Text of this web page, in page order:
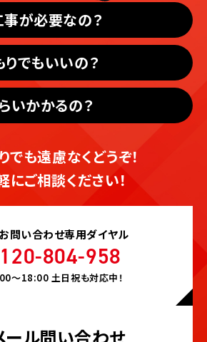
が必要なの？
でもいいの？
いかかるの？
でも遠慮なくどうぞ！
にご相談ください！
問い合わせ専用ダイヤル
804-958
〜18:00 土日祝も対応中！
ール問い合わせ